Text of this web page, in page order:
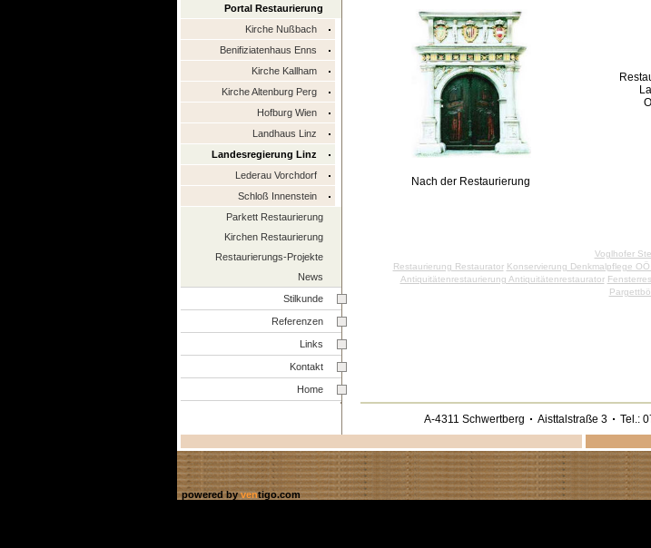
Portal Restaurierung
Kirche Nußbach
Benifiziatenhaus Enns
Kirche Kallham
Kirche Altenburg Perg
Hofburg Wien
Landhaus Linz
Landesregierung Linz
Lederau Vorchdorf
Schloß Innenstein
Parkett Restaurierung
Kirchen Restaurierung
Restaurierungs-Projekte
News
Stilkunde
Referenzen
Links
Kontakt
Home
Nach der Restaurierung
Voglhofer
Restaurierung Restaurator Konservierung Denkmalpflege
Antiquitätenrestaurierung Antiquitätenrestaurator
A-4311 Schwertberg Aisttalstraße 3 Tel.:
powered byventigo.com